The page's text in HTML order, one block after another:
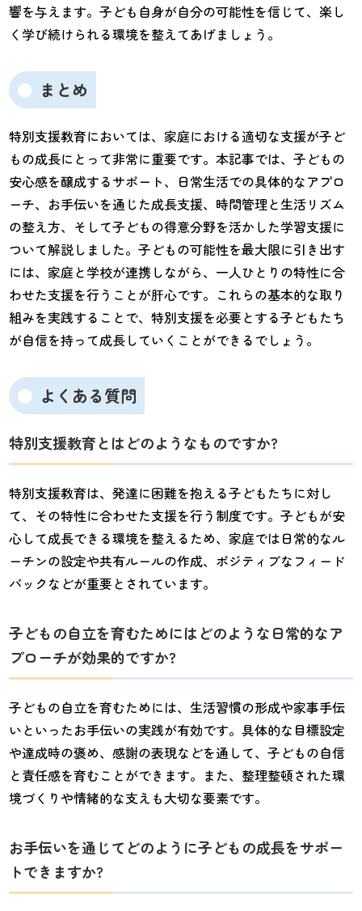
響を与えます。子ども自身が自分の可能性を信じて、楽し
く学び続けられる環境を整えてあげましょう。
まとめ
特別支援教育においては、家庭における適切な支援が子ど
もの成長にとって非常に重要です。本記事では、子どもの
安心感を醸成するサポート、日常生活での具体的なアプロ
ーチ、お手伝いを通じた成長支援、時間管理と生活リズム
の整え方、そして子どもの得意分野を活かした学習支援に
ついて解説しました。子どもの可能性を最大限に引き出す
には、家庭と学校が連携しながら、一人ひとりの特性に合
わせた支援を行うことが肝心です。これらの基本的な取り
組みを実践することで、特別支援を必要とする子どもたち
が自信を持って成長していくことができるでしょう。
よくある質問
特別支援教育とはどのようなものですか?
特別支援教育は、発達に困難を抱える子どもたちに対し
て、その特性に合わせた支援を行う制度です。子どもが安
心して成長できる環境を整えるため、家庭では日常的なル
ーチンの設定や共有ルールの作成、ポジティブなフィード
バックなどが重要とされています。
子どもの自立を育むためにはどのような日常的なア
プローチが効果的ですか?
子どもの自立を育むためには、生活習慣の形成や家事手伝
いといったお手伝いの実践が有効です。具体的な目標設定
や達成時の褒め、感謝の表現などを通して、子どもの自信
と責任感を育むことができます。また、整理整頓された環
境づくりや情緒的な支えも大切な要素です。
お手伝いを通じてどのように子どもの成長をサポー
トできますか?